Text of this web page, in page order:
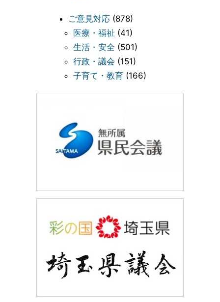
ご意見対応 (878)
医療・福祉 (41)
生活・安全 (501)
行政・議会 (151)
子育て・教育 (166)